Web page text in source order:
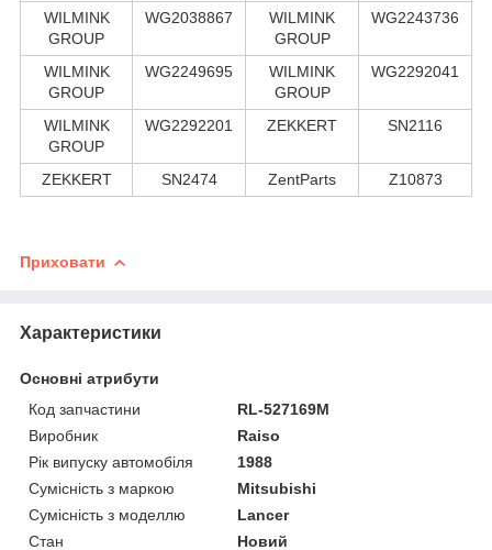
WILMINK
GROUP
WG2038867
WILMINK
GROUP
WG2243736
WILMINK
GROUP
WG2249695
WILMINK
GROUP
WG2292041
WILMINK
GROUP
WG2292201 ZEKKERT SN2116
ZEKKERT SN2474 ZentParts Z10873
Приховати
Характеристики
Основні атрибути
Код запчастини
RL-527169M
Виробник
Raiso
Рік випуску автомобіля
1988
Сумісність з маркою
Mitsubishi
Сумісність з моделлю
Lancer
Стан
Новий